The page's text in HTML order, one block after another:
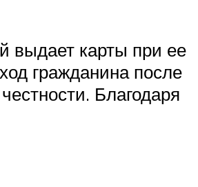
выдает карты при ее
гражданина после
Благодаря